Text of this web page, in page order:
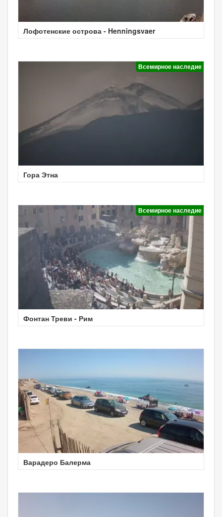
Лофотенские острова - Henningsvaer
Всемирное наследие
Гора Этна
Всемирное наследие
Фонтан Треви - Рим
Варадеро Балерма